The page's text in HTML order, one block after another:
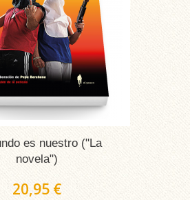
es nuestro ("La
novela")
20,95 €